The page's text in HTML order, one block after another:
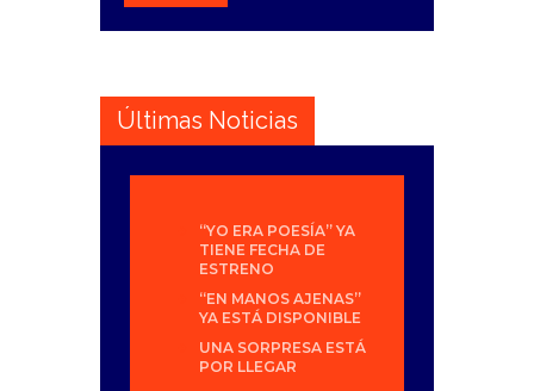
Últimas Noticias
“YO ERA POESÍA” YA
TIENE FECHA DE
ESTRENO
“EN MANOS AJENAS”
YA ESTÁ DISPONIBLE
UNA SORPRESA ESTÁ
POR LLEGAR